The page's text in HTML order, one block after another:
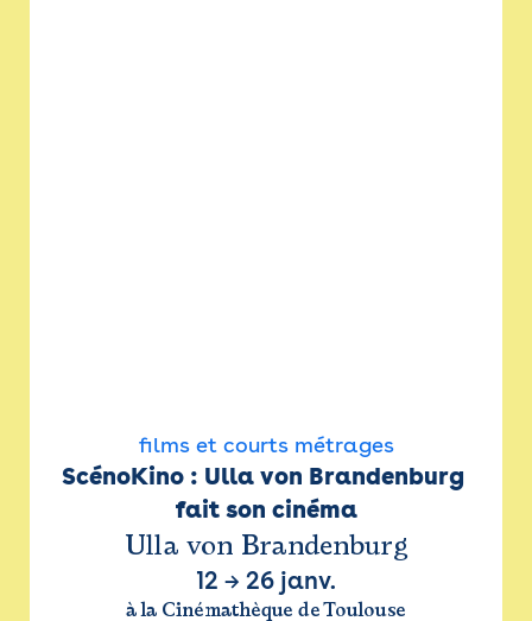
films et courts métrages
ScénoKino : Ulla von Brandenburg
fait son cinéma
Ulla von Brandenburg
12 → 26 janv.
à la Cinémathèque de Toulouse